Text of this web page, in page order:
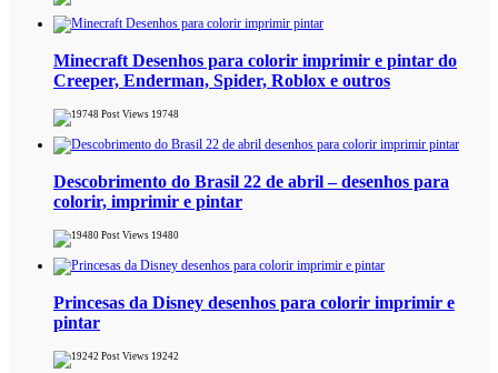
Minecraft Desenhos para colorir imprimir e pintar do
Creeper, Enderman, Spider, Roblox e outros
19748
Descobrimento do Brasil 22 de abril – desenhos para
colorir, imprimir e pintar
19480
Princesas da Disney desenhos para colorir imprimir e
pintar
19242